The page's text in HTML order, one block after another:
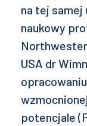
na tej samej
naukowy
USA dr
potencjale